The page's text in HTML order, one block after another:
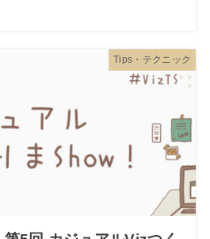
Tips・テクニック